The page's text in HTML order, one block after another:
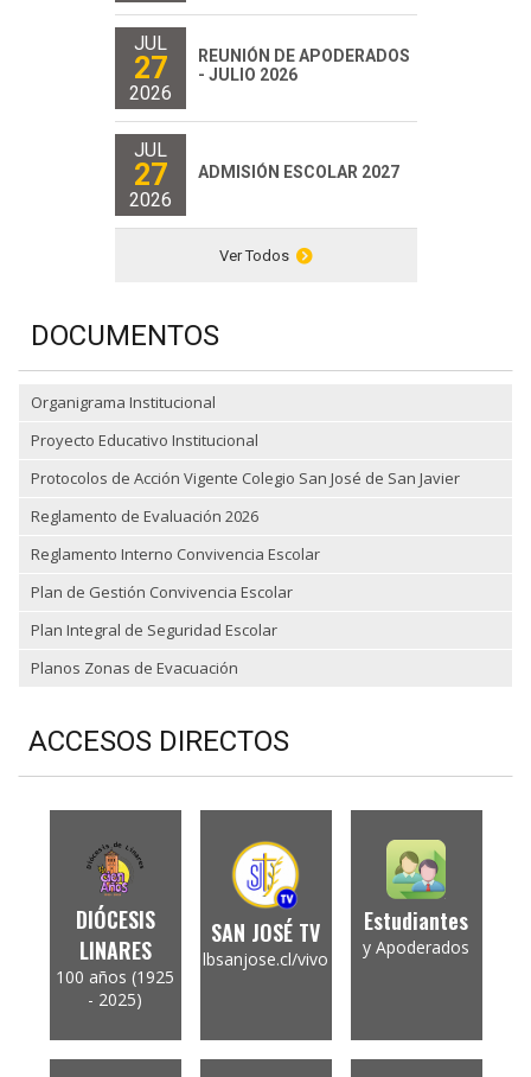
JUL
27
2026
REUNIÓN DE APODERADOS
- JULIO 2026
JUL
27
2026
ADMISIÓN ESCOLAR 2027
Ver Todos
DOCUMENTOS
Organigrama Institucional
Proyecto Educativo Institucional
Protocolos de Acción Vigente Colegio San José de San Javier
Reglamento de Evaluación 2026
Reglamento Interno Convivencia Escolar
Plan de Gestión Convivencia Escolar
Plan Integral de Seguridad Escolar
Planos Zonas de Evacuación
ACCESOS DIRECTOS
DIÓCESIS
LINARES
100 años (1925
- 2025)
SAN JOSÉ TV
lbsanjose.cl/vivo
Estudiantes
y Apoderados